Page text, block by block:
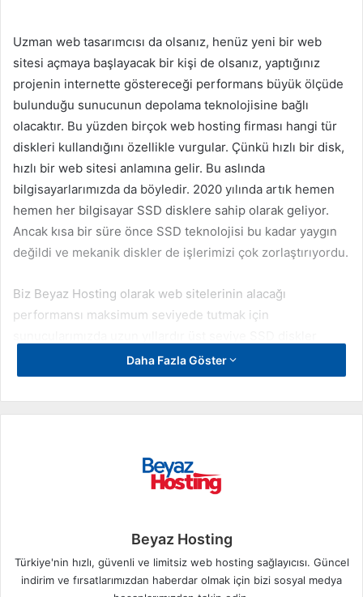
Uzman web tasarımcısı da olsanız, henüz yeni bir web
sitesi açmaya başlayacak bir kişi de olsanız, yaptığınız
projenin internette göstereceği performans büyük ölçüde
bulunduğu sunucunun depolama teknolojisine bağlı
olacaktır. Bu yüzden birçok web hosting firması hangi tür
diskleri kullandığını özellikle vurgular. Çünkü hızlı bir disk,
hızlı bir web sitesi anlamına gelir. Bu aslında
bilgisayarlarımızda da böyledir. 2020 yılında artık hemen
hemen her bilgisayar SSD disklere sahip olarak geliyor.
Ancak kısa bir süre önce SSD teknolojisi bu kadar yaygın
değildi ve mekanik diskler de işlerimizi çok zorlaştırıyordu.
Biz Beyaz Hosting olarak web sitelerinin alacağı
performansı maksimum seviyede tutmak için
kullanıyoruz. Bu sayede müşterilerimizin web sitesini daha
stabil ve daha hızlı bir erişim değerine ulaştırıyoruz.
Günümüz koşullarında artık bildiğimiz SSD’ler de yerlerini
300/500MB/sn okuma/yazma hızına erişebilirken, NVMe
teknolojisiyle bu 3500MB/sn ve üstüne kadar çıkabiliyor.
Daha Fazla Göster
Beyaz Hosting
Türkiye'nin hızlı, güvenli ve limitsiz web hosting sağlayıcısı. Güncel
indirim ve fırsatlarımızdan haberdar olmak için bizi sosyal medya